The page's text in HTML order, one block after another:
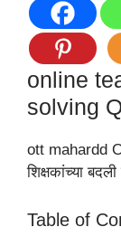
online
solving
ott mahardd
शिक्षकांच्या
Table of